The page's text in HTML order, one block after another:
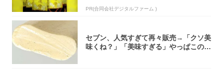
PR(合同会社デジタルファーム )
セブン、人気すぎて再々販売→「クソ美
味くね？」「美味すぎる」やっぱこのク